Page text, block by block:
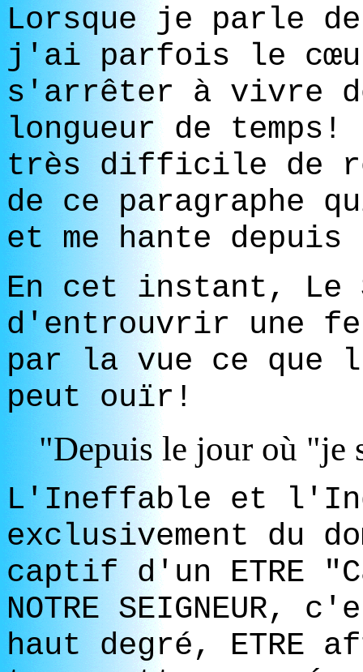
Lorsque je parle
j'ai parfois le cœur
s'arrêter à vivre
longueur de
très difficile de
de ce paragraphe
et me hante
En cet instant, Le
d'entrouvrir une
par la vue ce
peut ouïr!
"Depuis le jour où "je
L'Ineffable et
exclusivement du
captif d'un ETRE
NOTRE
haut degré, ETRE